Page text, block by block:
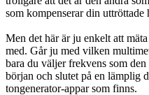
som kompenserar din uttröttade
Men det här är ju enkelt att
med. Går ju med vilken
bara du väljer frekvens som
början och slutet på en lämplig
tongenerator-appar som finns.